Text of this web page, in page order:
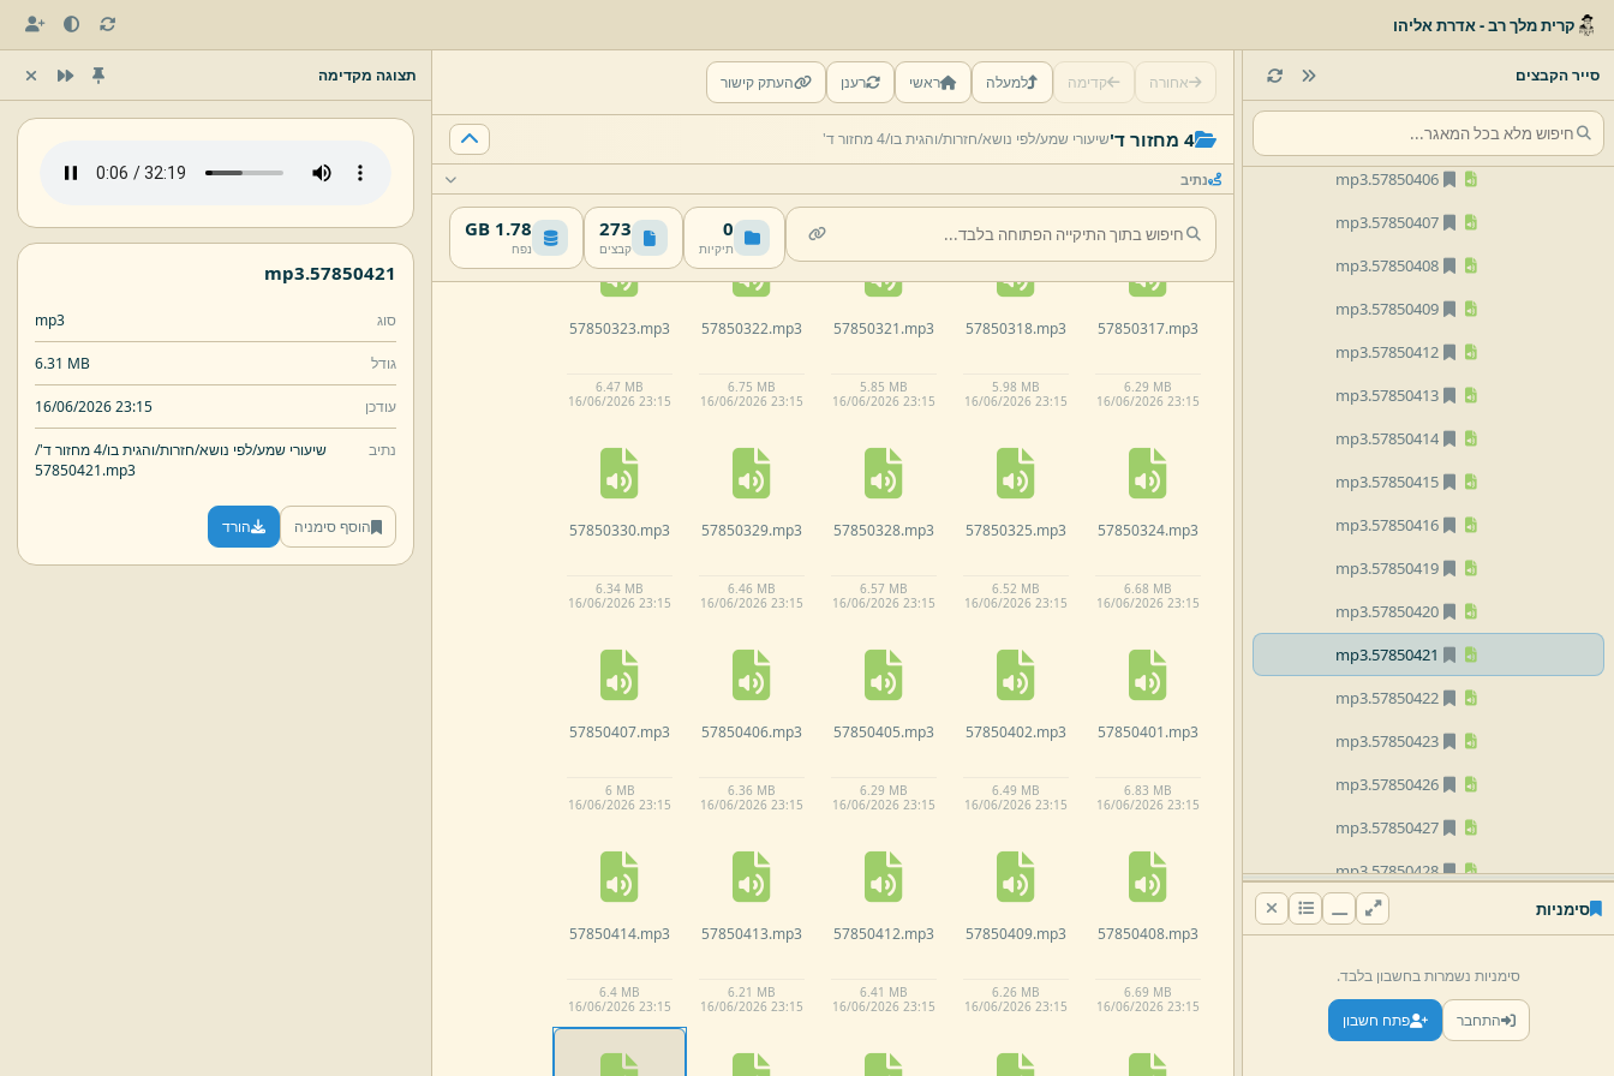
קרית מלך רב - אדרת אליהו
סייר הקבצים
57850401.
mp3
57850405.
57850406.
mp3
57850407.
mp3
57850408.
mp3
57850409.
mp3
57850412.
mp3
57850413.
mp3
57850414.
mp3
57850415.
mp3
57850416.
mp3
57850419.
mp3
57850420.
mp3
57850421.
mp3
57850422.
mp3
57850423.
mp3
57850426.
mp3
57850427.
mp3
57850428.
mp3
57850429.
mp3
57850504.
mp3
57850505.
mp3
סימניות
סימניות נשמרות בחשבון בלבד.
התחבר פתח חשבון
אחורה קדימה למעלה ראשי רענן העתק קישור
4 מחזור ד' שיעורי שמע/לפי נושא/חזרות/והגית בו/4 מחזור ד'
נתיב
0
תיקיות
273
קבצים
1.78 GB
נפח
mp3
16/06/2026 23:14
16/06/2026 23:14
16/06/2026 23:14
16/06/2026 23:15
16/06/2026 23:15
57850317.mp3
6.29 MB
16/06/2026 23:15
57850318.mp3
5.98 MB
16/06/2026 23:15
57850321.mp3
5.85 MB
16/06/2026 23:15
57850322.mp3
6.75 MB
16/06/2026 23:15
57850323.mp3
6.47 MB
16/06/2026 23:15
57850324.mp3
6.68 MB
16/06/2026 23:15
57850325.mp3
6.52 MB
16/06/2026 23:15
57850328.mp3
6.57 MB
16/06/2026 23:15
57850329.mp3
6.46 MB
16/06/2026 23:15
57850330.mp3
6.34 MB
16/06/2026 23:15
57850401.mp3
6.83 MB
16/06/2026 23:15
57850402.mp3
6.49 MB
16/06/2026 23:15
57850405.mp3
6.29 MB
16/06/2026 23:15
57850406.mp3
6.36 MB
16/06/2026 23:15
57850407.mp3
6 MB
16/06/2026 23:15
57850408.mp3
6.69 MB
16/06/2026 23:15
57850409.mp3
6.26 MB
16/06/2026 23:15
57850412.mp3
6.41 MB
16/06/2026 23:15
57850413.mp3
6.21 MB
16/06/2026 23:15
57850414.mp3
6.4 MB
16/06/2026 23:15
תצוגה מקדימה
57850421.
mp3
סוג mp3
גודל 6.31 MB
עודכן 16/06/2026 23:15
נתיב שיעורי שמע/לפי נושא/חזרות/והגית בו/4 מחזור ד'/
57850421.mp3
הוסף סימניה הורד